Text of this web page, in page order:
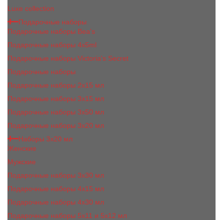
Luxe collection
Подарочные наборы
Подарочные наборы Bea's
Подарочные наборы 4х5ml
Подарочные наборы Victoria's Secret
Подарочные наборы
Подарочные наборы 2x15 мл
Подарочные наборы 3х15 мл
Подарочные наборы 3x50 мл
Подарочные наборы 3x20 мл
Наборы 3х20 мл
Женские
Мужские
Подарочные наборы 3х30 мл
Подарочные наборы 4x15 мл
Подарочные наборы 4x30 мл
Подарочные наборы 5x11 и 5х12 мл